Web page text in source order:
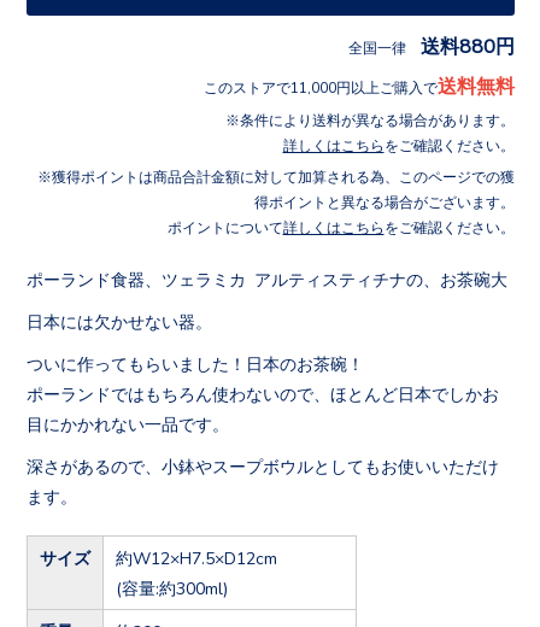
全国一律 送料880円
このストアで11,000円以上ご購入で送料無料
条件により送料が異なる場合があります。
詳しくはこちら をご確認ください。
獲得ポイントは商品合計金額に対して加算される為、このページでの獲
得ポイントと異なる場合がございます。
ポイントについて詳しくはこちら をご確認ください。
ポーランド食器、ツェラミカ アルティスティチナの、お茶碗大
日本には欠かせない器。
ついに作ってもらいました！日本のお茶碗！
ポーランドではもちろん使わないので、ほとんど日本でしかお
目にかかれない一品です。
深さがあるので、小鉢やスープボウルとしてもお使いいただけ
ます。
サイズ
約W12×H7.5×D12cm
(容量:約300ml)